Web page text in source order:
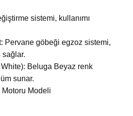
sistemi, kullanımı
Pervane göbeği egzoz sistemi,
Beluga Beyaz renk
sunar.
Modeli